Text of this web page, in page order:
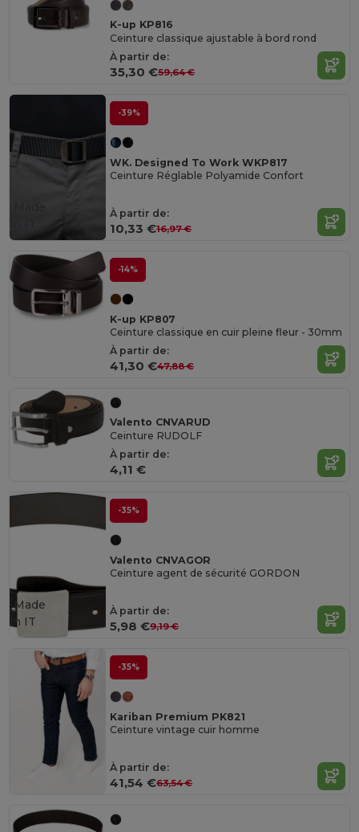
K-up KP816
Ceinture classique ajustable à bord rond
À partir de:
35,30 €59,64 €
-39%
WK. Designed To Work WKP817
Ceinture Réglable Polyamide Confort
À partir de:
10,33 €16,97 €
-14%
K-up KP807
Ceinture classique en cuir pleine fleur - 30mm
À partir de:
41,30 €47,88 €
Valento CNVARUD
Ceinture RUDOLF
À partir de:
4,11 €
-35%
Valento CNVAGOR
Ceinture agent de sécurité GORDON
À partir de:
5,98 €9,19 €
Made
in IT
-35%
Kariban Premium PK821
Ceinture vintage cuir homme
À partir de:
41,54 €63,54 €